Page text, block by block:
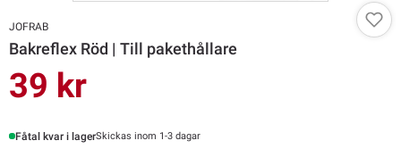
JOFRAB
Bakreflex Röd | Till pakethållare
39 kr
Fåtal kvar i lagerSkickas inom 1-3 dagar